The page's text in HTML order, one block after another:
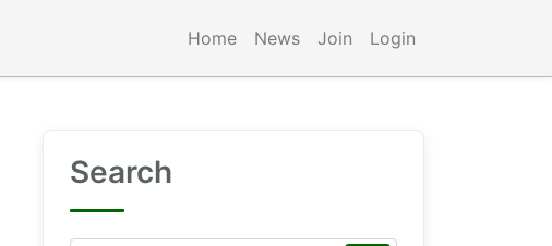
Home News Join Login
Search